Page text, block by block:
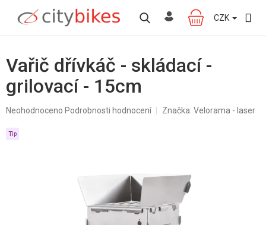
obsah
NÁKUPNÍ
KOŠÍK
CZK
Vařič dřívkáč - skládací -
grilovací - 15cm
Průměrné
produktu
Neohodnoceno Podrobnosti hodnocení Značka: Velorama - laser
Tip